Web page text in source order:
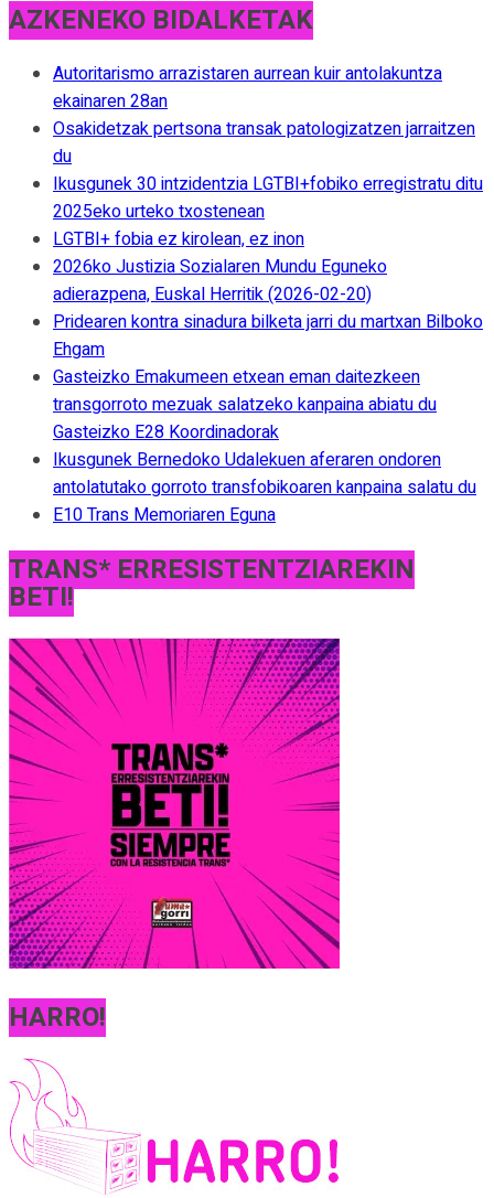
AZKENEKO BIDALKETAK
Autoritarismo arrazistaren aurrean kuir antolakuntza
ekainaren 28an
Osakidetzak pertsona transak patologizatzen jarraitzen
du
Ikusgunek 30 intzidentzia LGTBI+fobiko erregistratu ditu
2025eko urteko txostenean
LGTBI+ fobia ez kirolean, ez inon
2026ko Justizia Sozialaren Mundu Eguneko
adierazpena, Euskal Herritik (2026-02-20)
Pridearen kontra sinadura bilketa jarri du martxan Bilboko
Ehgam
Gasteizko Emakumeen etxean eman daitezkeen
transgorroto mezuak salatzeko kanpaina abiatu du
Gasteizko E28 Koordinadorak
Ikusgunek Bernedoko Udalekuen aferaren ondoren
antolatutako gorroto transfobikoaren kanpaina salatu du
E10 Trans Memoriaren Eguna
TRANS* ERRESISTENTZIAREKIN
BETI!
HARRO!